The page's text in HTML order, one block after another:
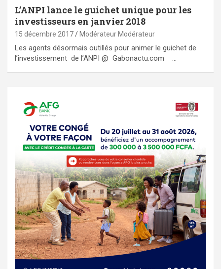
L’ANPI lance le guichet unique pour les
investisseurs en janvier 2018
15 décembre 2017 Modérateur Modérateur
Les agents désormais outillés pour animer le guichet de
l’investissement de l’ANPI @ Gabonactu.com …